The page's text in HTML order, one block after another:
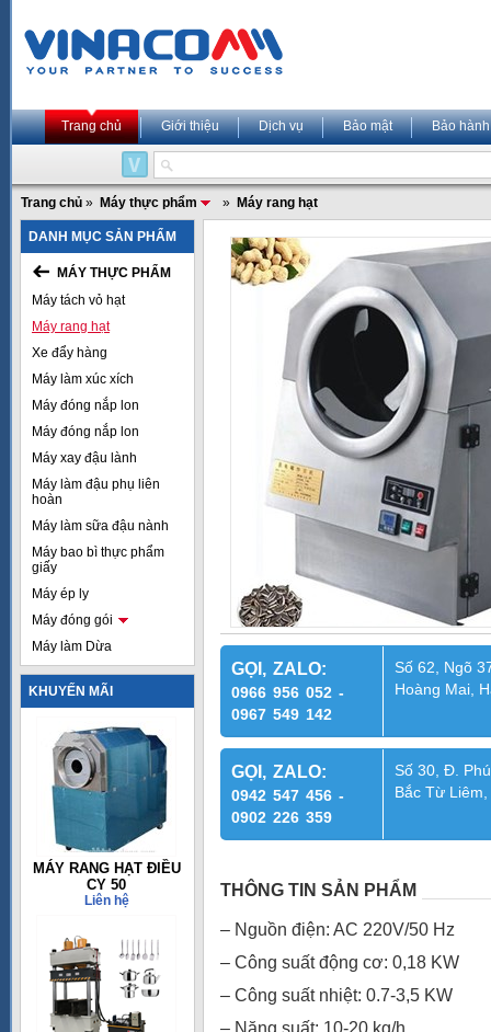
Trang chủ Giới thiệu Dịch vụ Bảo mật Bảo hành
Trang chủ » Máy thực phẩm » Máy rang hạt
DANH MỤC SẢN PHẨM
MÁY THỰC PHẨM
Máy tách vỏ hạt
Máy rang hạt
Xe đẩy hàng
Máy làm xúc xích
Máy đóng nắp lon
Máy đóng nắp lon
Máy xay đậu lành
Máy làm đậu phụ liên
hoàn
Máy làm sữa đậu nành
Máy bao bì thực phẩm
giấy
Máy ép ly
Máy đóng gói
Máy làm Dừa
KHUYẾN MÃI
MÁY RANG HẠT ĐIỀU
CY 50
Liên hệ
GỌI, ZALO:
0966 956 052 -
0967 549 142
Số 62, Ngõ
Hoàng Mai,
GỌI, ZALO:
0942 547 456 -
0902 226 359
Số 30, Đ.
Bắc Từ
THÔNG TIN SẢN PHẨM
– Nguồn điện: AC 220V/50 Hz
– Công suất động cơ: 0,18 KW
– Công suất nhiệt: 0.7-3,5 KW
– Năng suất: 10-20 kg/h